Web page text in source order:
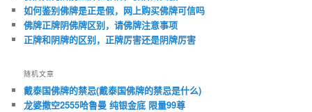
如何鉴别佛牌是正是假，网上购买佛牌可信吗
佛牌正牌阴佛牌区别，请佛牌注意事项
正牌和阴牌的区别，正牌厉害还是阴牌厉害
随机文章
戴泰国佛牌的禁忌(戴泰国佛牌的禁忌是什么)
龙婆撒空2555哈鲁曼 纯银金底 限量99尊